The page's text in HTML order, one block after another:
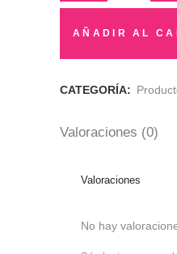
Alepo
quantity
AÑADIR AL
CATEGORÍA:
Valoraciones (0)
Valoraciones
No hay